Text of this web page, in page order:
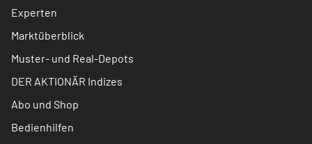
Experten
Marktüberblick
Muster- und Real-Depots
DER AKTIONÄR Indizes
Abo und Shop
Bedienhilfen